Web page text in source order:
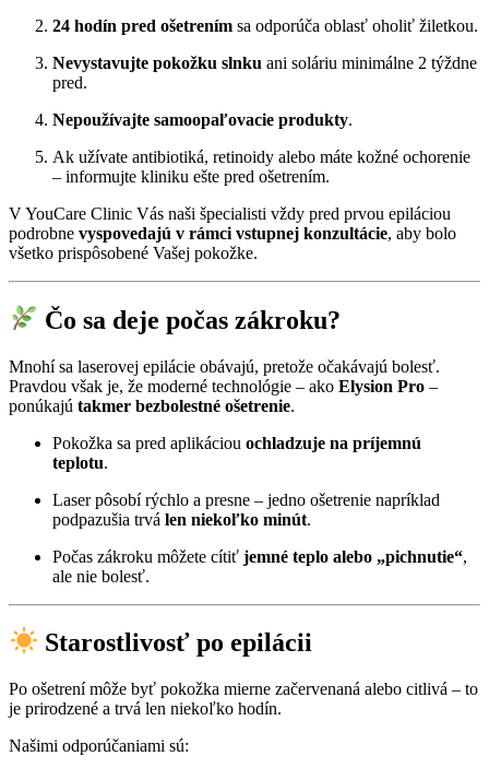
24 hodín pred ošetrením sa odporúča oblasť oholiť žiletkou.
Nevystavujte pokožku slnku ani soláriu minimálne 2 týždne
pred.
Nepoužívajte samoopaľovacie produkty.
Ak užívate antibiotiká, retinoidy alebo máte kožné ochorenie
– informujte kliniku ešte pred ošetrením.
V YouCare Clinic Vás naši špecialisti vždy pred prvou epiláciou
podrobne vyspovedajú v rámci vstupnej konzultácie, aby bolo
všetko prispôsobené Vašej pokožke.
Čo sa deje počas zákroku?
Mnohí sa laserovej epilácie obávajú, pretože očakávajú bolesť.
Pravdou však je, že moderné technológie – ako Elysion Pro –
ponúkajú takmer bezbolestné ošetrenie.
Pokožka sa pred aplikáciou ochladzuje na príjemnú
teplotu.
Laser pôsobí rýchlo a presne – jedno ošetrenie napríklad
podpazušia trvá len niekoľko minút.
Počas zákroku môžete cítiť jemné teplo alebo „pichnutie“,
ale nie bolesť.
Starostlivosť po epilácii
Po ošetrení môže byť pokožka mierne začervenaná alebo citlivá – to
je prirodzené a trvá len niekoľko hodín.
Našimi odporúčaniami sú: